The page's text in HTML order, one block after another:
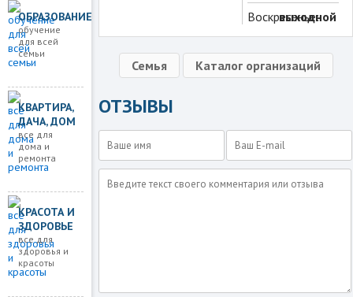
ОБРАЗОВАНИЕ
обучение
для всей
семьи
КВАРТИРА,
ДАЧА, ДОМ
все для
дома и
ремонта
КРАСОТА И
ЗДОРОВЬЕ
все для
здоровья и
красоты
Воскресенье:
выходной
Семья Каталог организаций
ОТЗЫВЫ